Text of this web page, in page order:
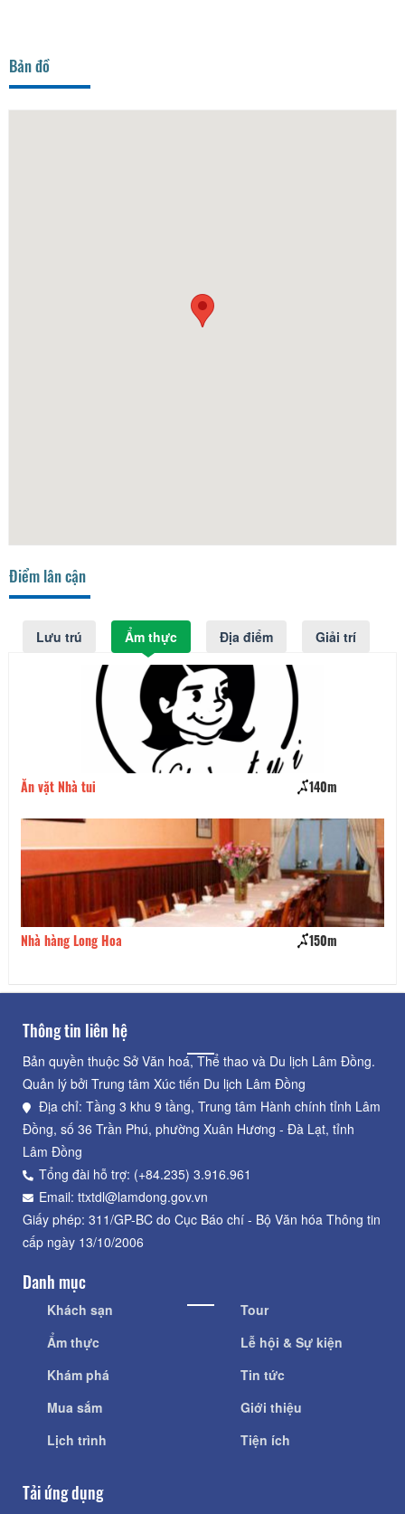
Bản đồ
Điểm lân cận
Lưu trú Ẩm thực Địa điểm Giải trí
Ăn vặt Nhà tui 140m
Nhà hàng Long Hoa 150m
Thông tin liên hệ
Bản quyền thuộc Sở Văn hoá, Thể thao và Du lịch Lâm Đồng.
Quản lý bởi Trung tâm Xúc tiến Du lịch Lâm Đồng
Địa chỉ: Tầng 3 khu 9 tầng, Trung tâm Hành chính tỉnh Lâm
Đồng, số 36 Trần Phú, phường Xuân Hương - Đà Lạt, tỉnh
Lâm Đồng
Tổng đài hỗ trợ: (+84.235) 3.916.961
Email: ttxtdl@lamdong.gov.vn
Giấy phép: 311/GP-BC do Cục Báo chí - Bộ Văn hóa Thông tin
cấp ngày 13/10/2006
Danh mục
Khách sạn
Ẩm thực
Khám phá
Mua sắm
Lịch trình
Tour
Lễ hội & Sự kiện
Tin tức
Giới thiệu
Tiện ích
Tải ứng dụng